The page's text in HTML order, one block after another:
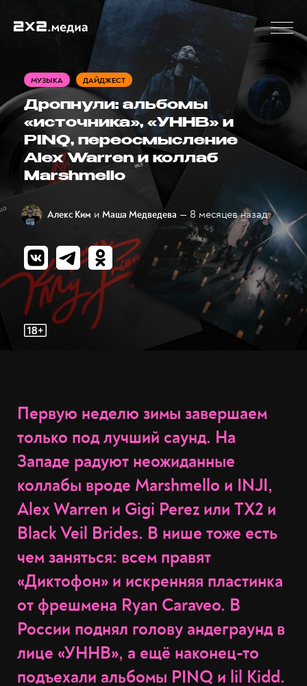
МУЗЫКА ДАЙДЖЕСТ
Дропнули: альбомы
«источника», «УННВ» и
PINQ, переосмысление
Alex Warren и коллаб
Marshmello
Алекс Ким и Маша Медведева — 8 месяцев назад
Первую неделю зимы завершаем
только под лучший саунд. На
Западе радуют неожиданные
коллабы вроде Marshmello и INJI,
Alex Warren и Gigi Perez или TX2 и
Black Veil Brides. В нише тоже есть
чем заняться: всем правят
«Диктофон» и искренняя пластинка
от фрешмена Ryan Caraveo. В
России поднял голову андеграунд в
лице «УННВ», а ещё наконец-то
подъехали альбомы PINQ и lil Kidd.